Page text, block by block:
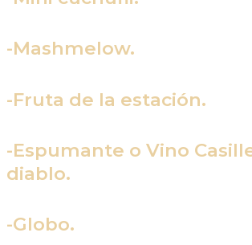
-Mashmelow.
-Fruta de la estación.
-Espumante o Vino
diablo.
-Globo.